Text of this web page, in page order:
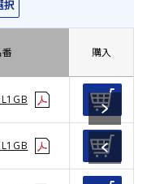
択
購入